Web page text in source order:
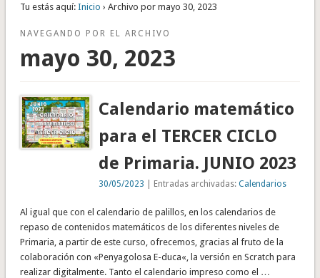
Tu estás aquí: Inicio › Archivo por mayo 30, 2023
NAVEGANDO POR EL ARCHIVO
mayo 30, 2023
Calendario matemático
para el TERCER CICLO
de Primaria. JUNIO 2023
30/05/2023 | Entradas archivadas:Calendarios
Al igual que con el calendario de palillos, en los calendarios de
repaso de contenidos matemáticos de los diferentes niveles de
Primaria, a partir de este curso, ofrecemos, gracias al fruto de la
colaboración con «Penyagolosa E-duca«, la versión en Scratch para
realizar digitalmente. Tanto el calendario impreso como el …